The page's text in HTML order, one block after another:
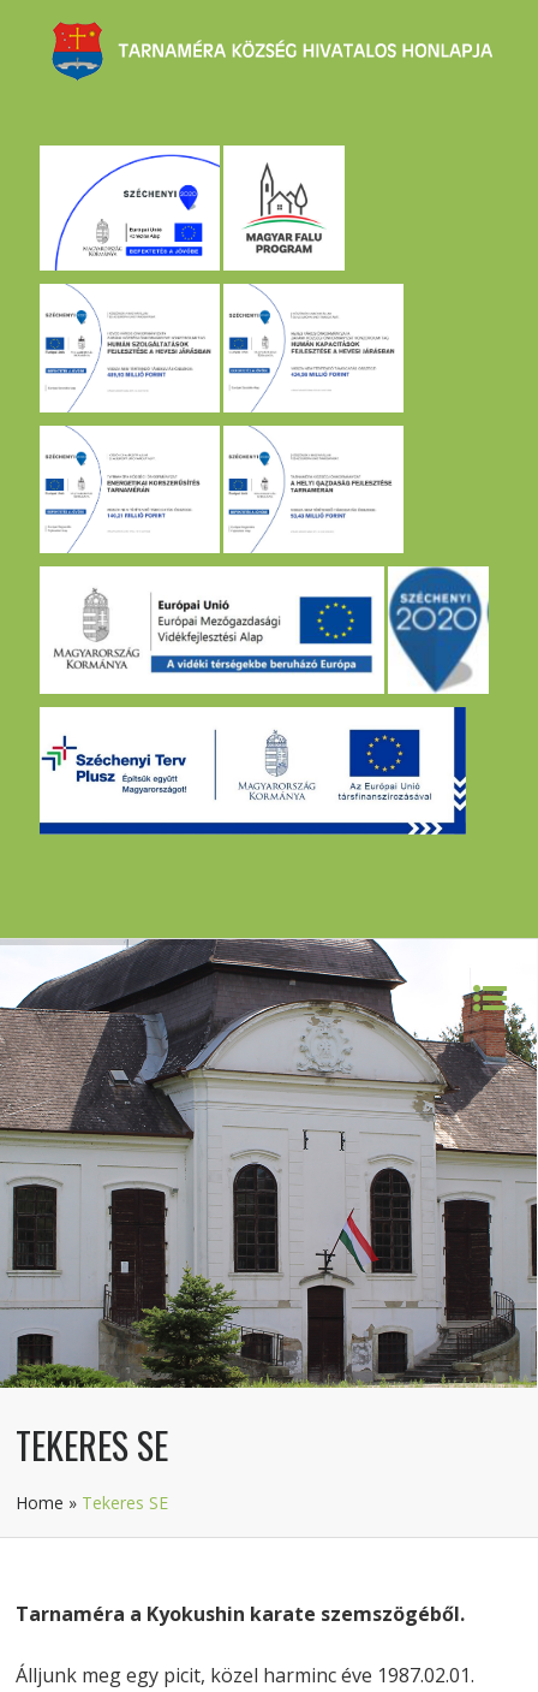
TEKERES SE
Home » Tekeres SE
Tarnaméra a Kyokushin karate szemszögéből.
Álljunk meg egy picit, közel harminc éve 1987.02.01.